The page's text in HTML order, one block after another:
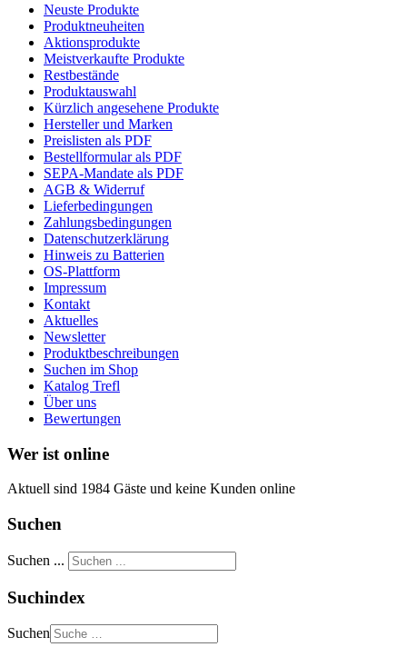
Neuste Produkte
Produktneuheiten
Aktionsprodukte
Meistverkaufte Produkte
Restbestände
Produktauswahl
Kürzlich angesehene Produkte
Hersteller und Marken
Preislisten als PDF
Bestellformular als PDF
SEPA-Mandate als PDF
AGB & Widerruf
Lieferbedingungen
Zahlungsbedingungen
Datenschutzerklärung
Hinweis zu Batterien
OS-Plattform
Impressum
Kontakt
Aktuelles
Newsletter
Produktbeschreibungen
Suchen im Shop
Katalog Trefl
Über uns
Bewertungen
Wer ist online
Aktuell sind 1984 Gäste und keine Kunden online
Suchen
Suchen ...
Suchindex
Suchen